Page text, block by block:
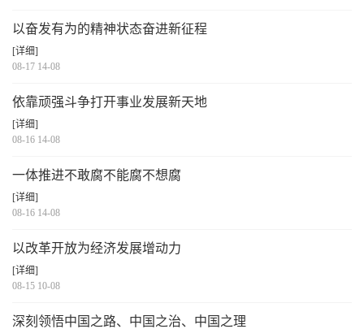
以奋发有为的精神状态奋进新征程
[详细]
08-17 14-08
依靠顽强斗争打开事业发展新天地
[详细]
08-16 14-08
一体推进不敢腐不能腐不想腐
[详细]
08-16 14-08
以改革开放为经济发展增动力
[详细]
08-15 10-08
深刻领悟中国之路、中国之治、中国之理